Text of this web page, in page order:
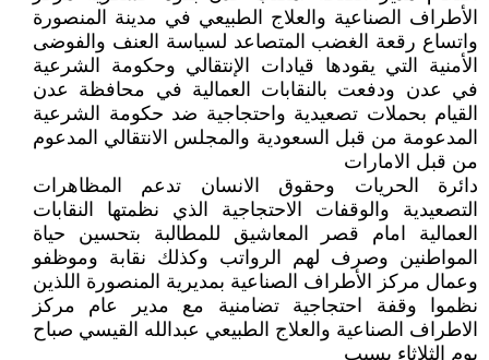
الأطراف الصناعية والعلاج الطبيعي في مدينة المنصورة
واتساع رقعة الغضب المتصاعد لسياسة العنف والفوضى
الأمنية التي يقودها قيادات الإنتقالي وحكومة الشرعية
في عدن ودفعت بالنقابات العمالية في محافظة عدن
القيام بحملات تصعيدية واحتجاجية ضد حكومة الشرعية
المدعومة من قبل السعودية والمجلس الانتقالي المدعوم
من قبل الامارات
دائرة الحريات وحقوق الانسان تدعم المظاهرات
التصعيدية والوقفات الاحتجاجية الذي نظمتها النقابات
العمالية امام قصر المعاشيق للمطالبة بتحسين حياة
المواطنين وصرف لهم الرواتب وكذلك نقابة وموظفو
وعمال مركز الأطراف الصناعية بمديرية المنصورة اللذين
نظموا وقفة احتجاجية تضامنية مع مدير عام مركز
الاطراف الصناعية والعلاج الطبيعي عبدالله القيسي صباح
يوم الثلاثاء بسبب